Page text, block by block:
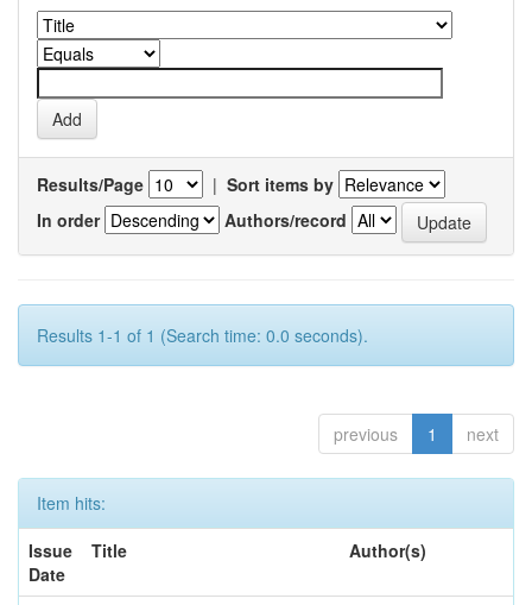
Results/Page | Sort items by
In order
Authors/record
Results 1-1 of 1 (Search time: 0.0 seconds).
previous 1 next
Item hits:
Issue
Date
Title Author(s)